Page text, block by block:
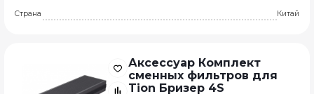
Страна Китай
Аксессуар Комплект
сменных фильтров для
Tion Бризер 4S